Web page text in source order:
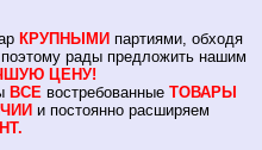
КРУПНЫМИ партиями, обходя
рады предложить нашим
ЦЕНУ!
ВСЕ востребованные ТОВАРЫ
и постоянно расширяем